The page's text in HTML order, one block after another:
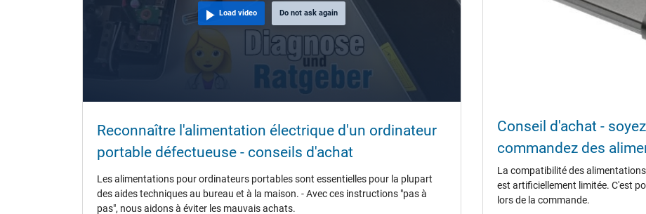
Longueur / Largeur / Hauteur
Sceau dapprobation
CCC
CE
IRAM
Marque UL
Load video Do not ask again
Reconnaître l'alimentation électrique d'un ordinateur
portable défectueuse - conseils d'achat
Les alimentations pour ordinateurs portables sont essentielles pour la plupart
des aides techniques au bureau et à la maison. - Avec ces instructions "pas à
pas", nous aidons à éviter les mauvais achats.
Conseil d'achat -
commandez des
La compatibilité des
est artificiellement limitée. C'est
lors de la commande.